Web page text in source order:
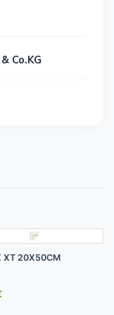
Co.KG
XT 20X50CM